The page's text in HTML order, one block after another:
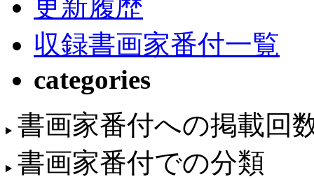
更新履歴
収録書画家番付一覧
categories
書画家番付への掲載回
書画家番付での分類